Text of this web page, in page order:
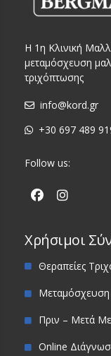
Η 1η Κλινική
μεταμόσχευση
τριχόπτωσης
info@kord.gr
+30 697 489
Follow us:
Χρήσιμοι
Θεραπείες
Πριν – Μετά
Online